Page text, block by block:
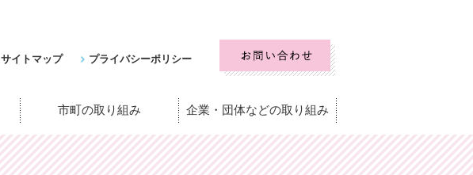
サイトマップ プライバシーポリシー
市町の取り組み 企業・団体などの取り組み